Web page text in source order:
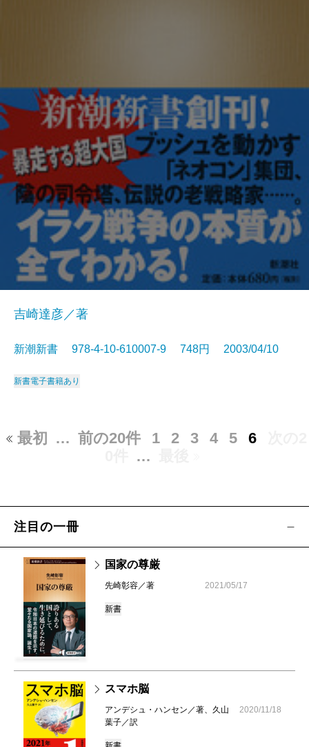
吉崎達彦／著
新潮新書 978-4-10-610007-9 748円 2003/04/10
新書電子書籍あり
最初 … 前の20件 1 2 3 4 5 6
…
注目の一冊
国家の尊厳
先崎彰容／著 2021/05/17
新書
スマホ脳
アンデシュ・ハンセン／著、久山
葉子／訳
2020/11/18